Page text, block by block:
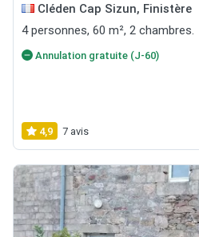
Cléden Cap Sizun, Finistère
4 personnes, 60 m², 2 chambres.
Annulation gratuite (J-60)
4,9 7 avis